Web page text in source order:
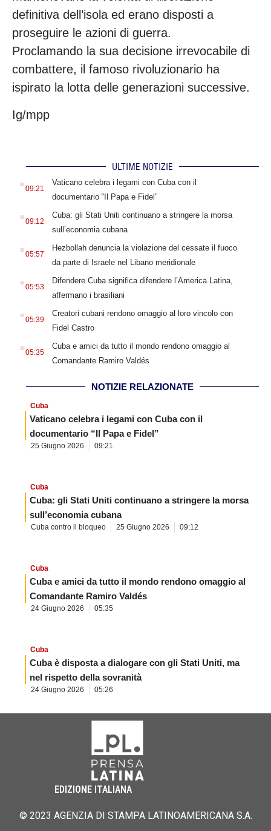
definitiva dell’isola ed erano disposti a
proseguire le azioni di guerra.
Proclamando la sua decisione irrevocabile di
combattere, il famoso rivoluzionario ha
ispirato la lotta delle generazioni successive.
Ig/mpp
ULTIME NOTIZIE
. 09:21
Vaticano celebra i legami con Cuba con il
documentario “Il Papa e Fidel”
. 09:12
Cuba: gli Stati Uniti continuano a stringere la morsa
sull’economia cubana
. 05:57
Hezbollah denuncia la violazione del cessate il fuoco
da parte di Israele nel Libano meridionale
. 05:53
Difendere Cuba significa difendere l’America Latina,
affermano i brasiliani
. 05:39
Creatori cubani rendono omaggio al loro vincolo con
Fidel Castro
. 05:35
Cuba e amici da tutto il mondo rendono omaggio al
Comandante Ramiro Valdés
NOTIZIE RELAZIONATE
Cuba
Vaticano celebra i legami con Cuba con il
documentario “Il Papa e Fidel”
25 Giugno 2026 09:21
Cuba
Cuba: gli Stati Uniti continuano a stringere la morsa
sull’economia cubana
Cuba contro il bloqueo 25 Giugno 2026 09:12
Cuba
Cuba e amici da tutto il mondo rendono omaggio al
Comandante Ramiro Valdés
24 Giugno 2026 05:35
Cuba
Cuba è disposta a dialogare con gli Stati Uniti, ma
nel rispetto della sovranità
24 Giugno 2026 05:26
EDIZIONE ITALIANA
© 2023 AGENZIA DI STAMPA LATINOAMERICANA S.A.